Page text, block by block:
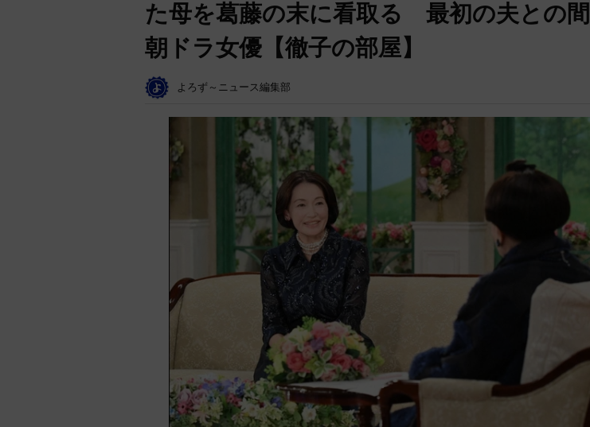
た母を葛藤の末に看取る 最初の夫との
朝ドラ女優【徹子の部屋】
よろず～ニュース編集部